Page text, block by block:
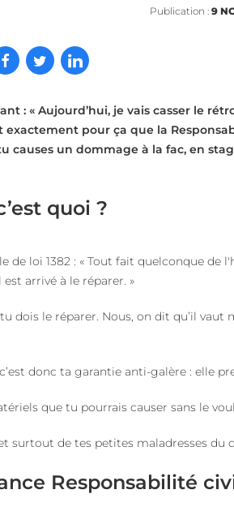
Publication : 9
: « Aujourd’hui, je vais casser le
exactement pour ça que la R
causes un dommage à la fac, en
quoi ?
de loi 1382 : « Tout fait quelconque de
arrivé à le réparer. »
dois le réparer. Nous, on dit qu’il vaut
donc ta garantie anti-galère : elle
que tu pourrais causer sans le
surtout de tes petites maladresses du
Responsabilité